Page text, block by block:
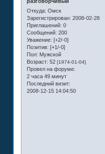
Откуда: Омск
Зарегистрирован: 2008-02-28
Приглашений: 0
Сообщений: 200
Уважение: [+2/-0]
Позитив: [+1/-0]
Пол: Мужской
Возраст: 52 [1974-01-04]
Провел на форуме:
2 часа 49 минут
Последний визит:
2008-12-15 14:04:50